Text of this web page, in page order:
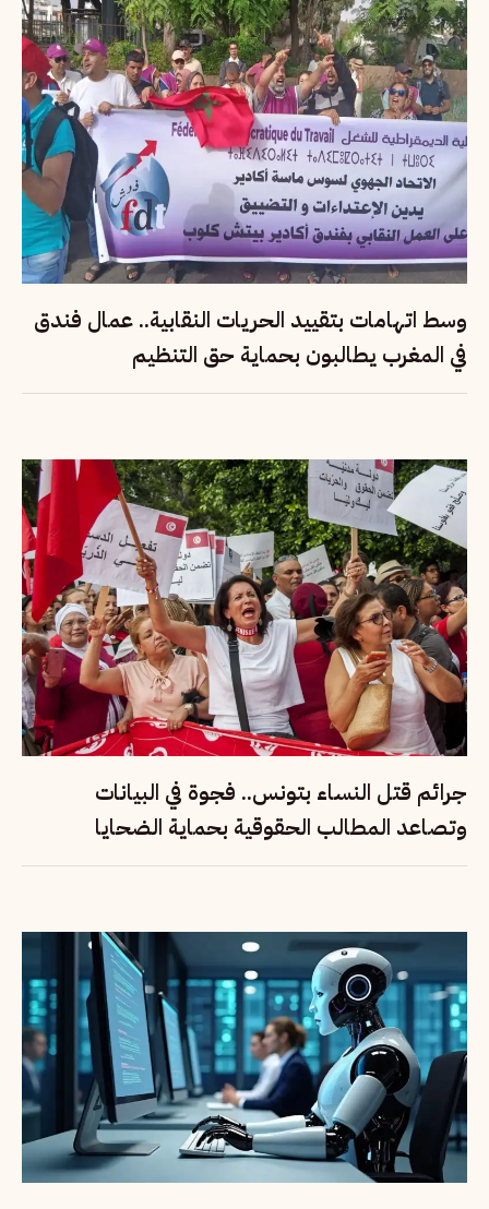
وسط اتهامات بتقييد الحريات النقابية.. عمال فندق
في المغرب يطالبون بحماية حق التنظيم
جرائم قتل النساء بتونس.. فجوة في البيانات
وتصاعد المطالب الحقوقية بحماية الضحايا